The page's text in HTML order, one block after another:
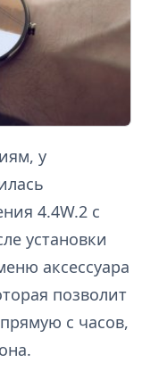
у
4.4W.2 с
установки
аксессуара
позволит
с часов,